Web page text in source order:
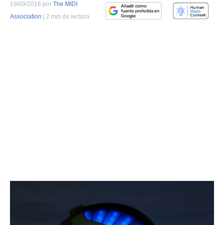
19/09/2016 por The MIDI
Association | 2 min de lectura